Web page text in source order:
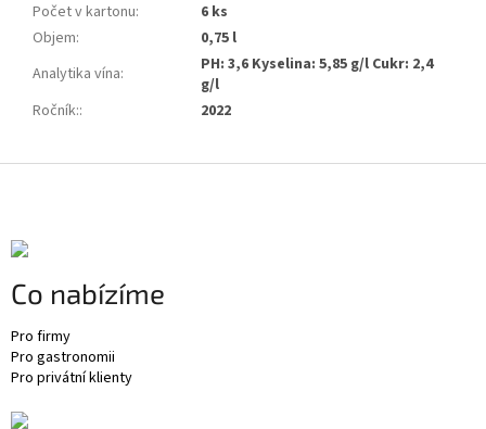
Počet v kartonu:
6 ks
Objem:
0,75 l
Analytika vína:
PH: 3,6 Kyselina: 5,85 g/l Cukr: 2,4
g/l
Ročník:: 2022
Co nabízíme
Pro firmy
Pro gastronomii
Pro privátní klienty